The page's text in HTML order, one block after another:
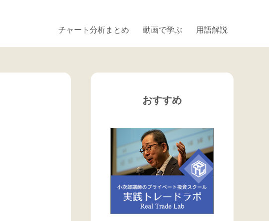
チャート分析まとめ 動画で学ぶ 用語解説
おすすめ